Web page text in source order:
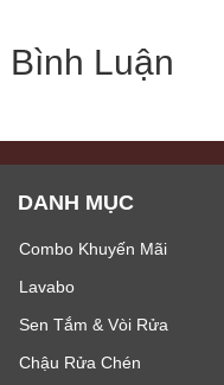
Bình Luận
DANH MỤC
Combo Khuyến Mãi
Lavabo
Sen Tắm & Vòi Rửa
Chậu Rửa Chén